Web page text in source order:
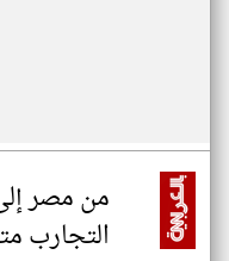
من مصر
التجارب